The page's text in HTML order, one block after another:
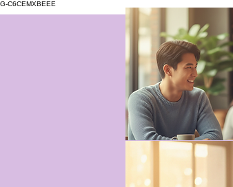
G-C6CEMXBEEE